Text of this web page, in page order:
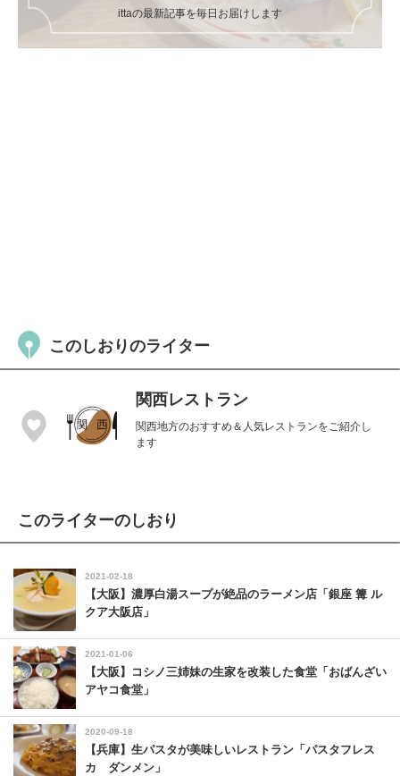
ittaの最新記事を毎日お届けします
このしおりのライター
関西レストラン
関西地方のおすすめ＆人気レストランをご紹介し
ます
このライターのしおり
2021-02-18
【大阪】濃厚白湯スープが絶品のラーメン店「銀座 篝 ル
クア大阪店」
2021-01-06
【大阪】コシノ三姉妹の生家を改装した食堂「おばんざい
アヤコ食堂」
2020-09-18
【兵庫】生パスタが美味しいレストラン「パスタフレス
カ ダンメン」